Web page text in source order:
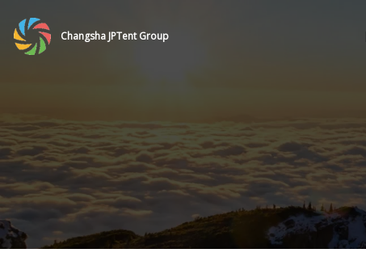
Changsha JPTent Group